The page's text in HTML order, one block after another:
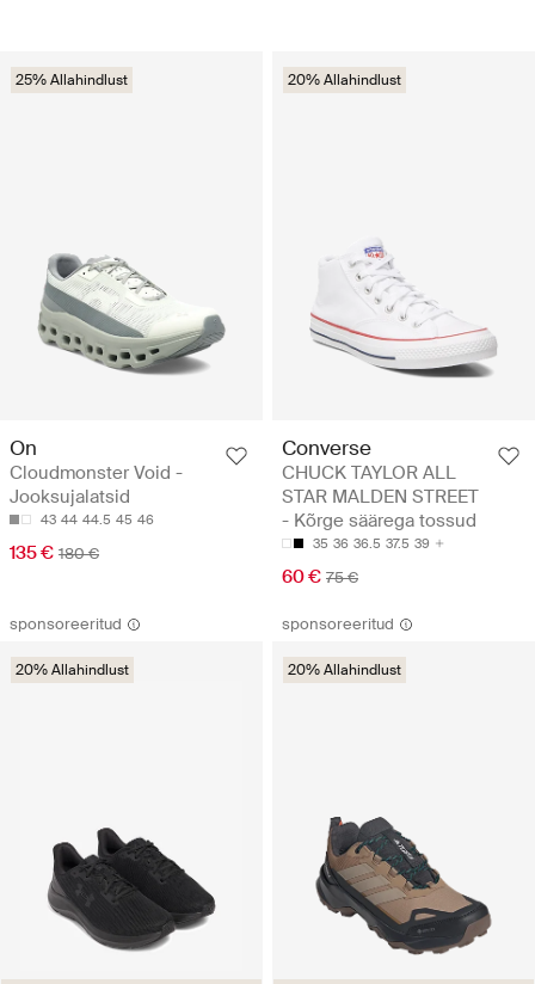
25% Allahindlust
On
Cloudmonster Void -
Jooksujalatsid
43 44 44.5 45 46
135 € 180 €
20% Allahindlust
Converse
CHUCK TAYLOR ALL
STAR MALDEN STREET
- Kõrge säärega tossud
35 36 36.5 37.5 39
60 € 75 €
sponsoreeritud
20% Allahindlust
sponsoreeritud
20% Allahindlust